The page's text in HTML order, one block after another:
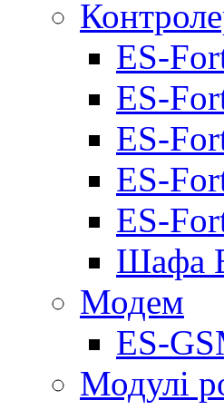
ES-
ES-
ES-
ES-
ES-
Шафа
Модем
ES-
Модулі